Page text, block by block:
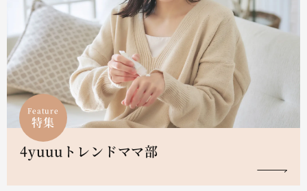
Feature
特集
4yuuuトレンドママ部